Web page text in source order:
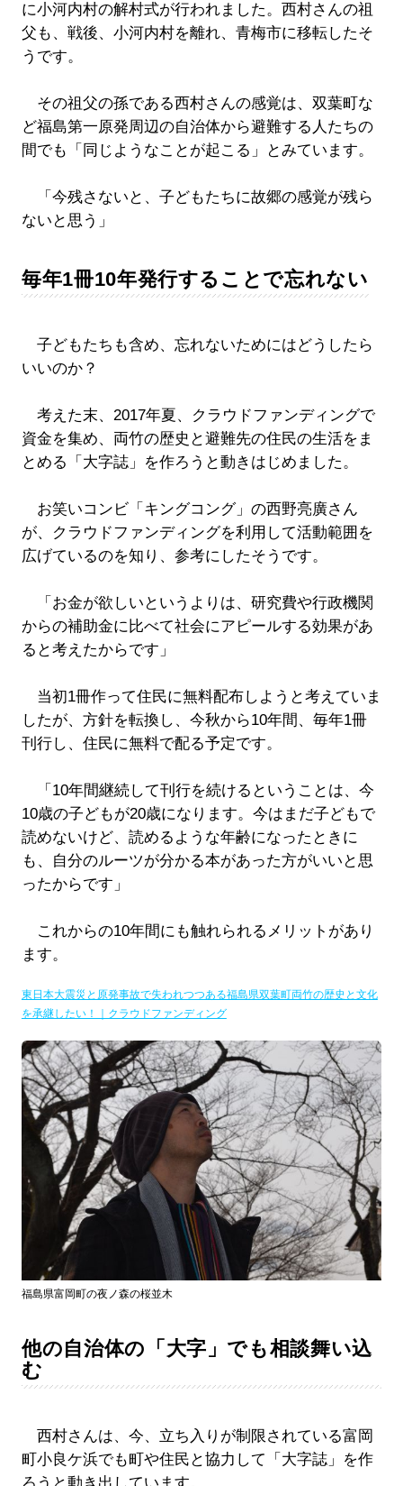
に小河内村の解村式が行われました。西村さんの祖
父も、戦後、小河内村を離れ、青梅市に移転したそ
うです。
その祖父の孫である西村さんの感覚は、双葉町な
ど福島第一原発周辺の自治体から避難する人たちの
間でも「同じようなことが起こる」とみています。
「今残さないと、子どもたちに故郷の感覚が残ら
ないと思う」
毎年1冊10年発行することで忘れない
子どもたちも含め、忘れないためにはどうしたら
いいのか？
考えた末、2017年夏、クラウドファンディングで
資金を集め、両竹の歴史と避難先の住民の生活をま
とめる「大字誌」を作ろうと動きはじめました。
お笑いコンビ「キングコング」の西野亮廣さん
が、クラウドファンディングを利用して活動範囲を
広げているのを知り、参考にしたそうです。
「お金が欲しいというよりは、研究費や行政機関
からの補助金に比べて社会にアピールする効果があ
ると考えたからです」
当初1冊作って住民に無料配布しようと考えていま
したが、方針を転換し、今秋から10年間、毎年1冊
刊行し、住民に無料で配る予定です。
「10年間継続して刊行を続けるということは、今
10歳の子どもが20歳になります。今はまだ子どもで
読めないけど、読めるような年齢になったときに
も、自分のルーツが分かる本があった方がいいと思
ったからです」
これからの10年間にも触れられるメリットがあり
ます。
東日本大震災と原発事故で失われつつある福島県双葉町両竹の歴史と文化
を承継したい！｜クラウドファンディング
福島県富岡町の夜ノ森の桜並木
他の自治体の「大字」でも相談舞い込
む
西村さんは、今、立ち入りが制限されている富岡
町小良ケ浜でも町や住民と協力して「大字誌」を作